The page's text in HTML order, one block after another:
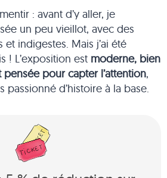
: avant d’y aller, je
un peu vieillot, avec des
indigestes. Mais j’ai été
! L’exposition est moderne, bien
pour capter l’attention,
passionné d’histoire à la base.